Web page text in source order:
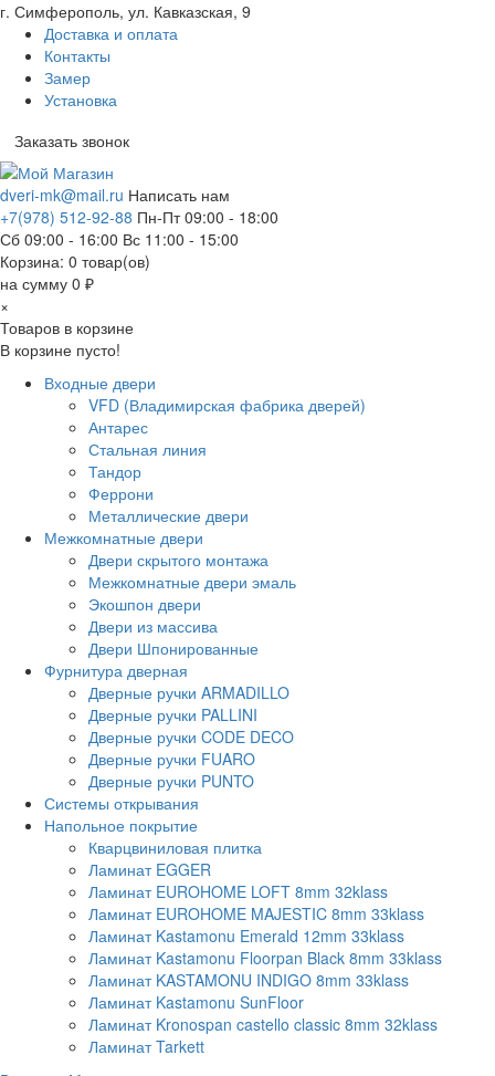
г. Симферополь, ул. Кавказская, 9
Доставка и оплата
Контакты
Замер
Установка
Заказать звонок
dveri-mk@mail.ru Написать нам
+7(978) 512-92-88 Пн-Пт 09:00 - 18:00
Сб 09:00 - 16:00 Вс 11:00 - 15:00
Корзина: 0 товар(ов)
на сумму 0 ₽
×
Товаров в корзине
В корзине пусто!
Входные двери
VFD (Владимирская фабрика дверей)
Антарес
Стальная линия
Тандор
Феррони
Металлические двери
Межкомнатные двери
Двери скрытого монтажа
Межкомнатные двери эмаль
Экошпон двери
Двери из массива
Двери Шпонированные
Фурнитура дверная
Дверные ручки ARMADILLO
Дверные ручки PALLINI
Дверные ручки CODE DECO
Дверные ручки FUARO
Дверные ручки PUNTO
Системы открывания
Напольное покрытие
Кварцвиниловая плитка
Ламинат EGGER
Ламинат EUROHOME LOFT 8mm 32klass
Ламинат EUROHOME MAJESTIC 8mm 33klass
Ламинат Kastamonu Emerald 12mm 33klass
Ламинат Kastamonu Floorpan Black 8mm 33klass
Ламинат KASTAMONU INDIGO 8mm 33klass
Ламинат Kastamonu SunFloor
Ламинат Kronospan castello classic 8mm 32klass
Ламинат Tarkett